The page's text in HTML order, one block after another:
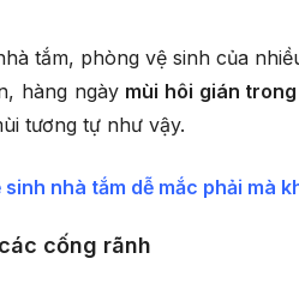
tắm, phòng vệ sinh của
hàng ngàymùi hôi gián
tương tự như vậy.
sinh nhà tắm dễ mắc phải mà
cống rãnh